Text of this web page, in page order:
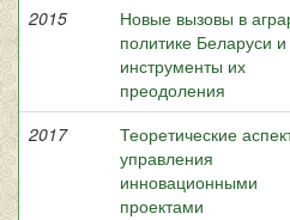
2015
Новые вызовы в
политике Беларуси и
инструменты их
преодоления
2017
Теоретические
управления
инновационными
проектами